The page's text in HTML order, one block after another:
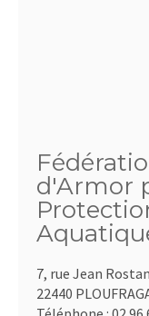
d'Armor
7, rue Jean
22440